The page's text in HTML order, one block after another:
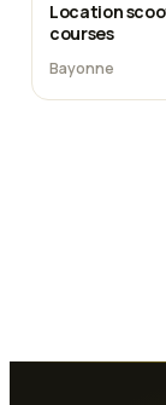
Location
courses
Bayonne